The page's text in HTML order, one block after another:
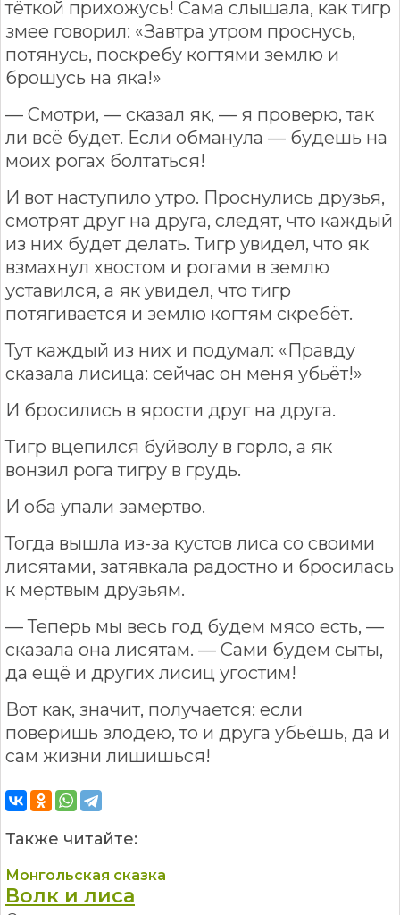
тёткой прихожусь! Сама слышала, как тигр
змее говорил: «Завтра утром проснусь,
потянусь, поскребу когтями землю и
брошусь на яка!»
— Смотри, — сказал як, — я проверю, так
ли всё будет. Если обманула — будешь на
моих рогах болтаться!
И вот наступило утро. Проснулись друзья,
смотрят друг на друга, следят, что каждый
из них будет делать. Тигр увидел, что як
взмахнул хвостом и рогами в землю
уставился, а як увидел, что тигр
потягивается и землю когтям скребёт.
Тут каждый из них и подумал: «Правду
сказала лисица: сейчас он меня убьёт!»
И бросились в ярости друг на друга.
Тигр вцепился буйволу в горло, а як
вонзил рога тигру в грудь.
И оба упали замертво.
Тогда вышла из-за кустов лиса со своими
лисятами, затявкала радостно и бросилась
к мёртвым друзьям.
— Теперь мы весь год будем мясо есть, —
сказала она лисятам. — Сами будем сыты,
да ещё и других лисиц угостим!
Вот как, значит, получается: если
поверишь злодею, то и друга убьёшь, да и
сам жизни лишишься!
Также читайте:
Монгольская сказка
Волк и лиса